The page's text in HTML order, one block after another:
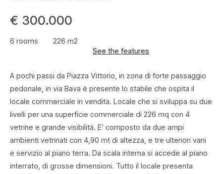
€ 300.000
6 rooms
226 m2
See the features
A pochi passi da Piazza Vittorio, in zona di forte passaggio
pedonale, in via Bava è presente lo stabile che ospita il
locale commerciale in vendita. Locale che si sviluppa su due
livelli per una superficie commerciale di 226 mq con 4
vetrine e grande visibilità. E’ composto da due ampi
ambienti vetrinati con 4,90 mt di altezza, e tre ulteriori vani
e servizio al piano terra. Da scala interna si accede al piano
interrato, di grosse dimensioni. Tutto il locale presenta